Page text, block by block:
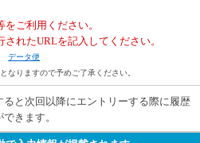
ご利用ください。
れたURLを記入してください。
データ便
なりますので予めご了承ください。
と次回以降にエントリーする際に履歴
きます。